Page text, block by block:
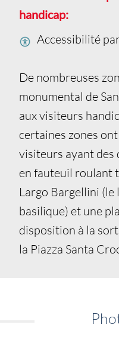
handicap:
Accessibilité
De nombreuses
monumental de
aux visiteurs
certaines zones
visiteurs ayant des
en fauteuil roulant
Largo Bargellini (le
basilique) et une
disposition à la
la Piazza Santa